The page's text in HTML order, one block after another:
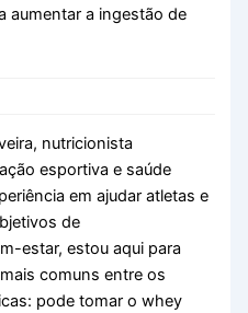
aumentar a ingestão de
nutricionista
esportiva e saúde
em ajudar atletas e
de
estar, estou aqui para
comuns entre os
pode tomar o whey